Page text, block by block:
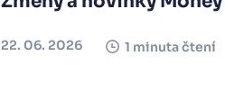
22. 06. 2026 1 minuta čtení